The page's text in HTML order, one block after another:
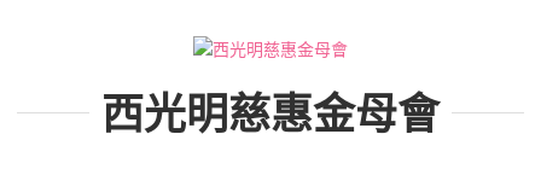
西光明慈惠金母會